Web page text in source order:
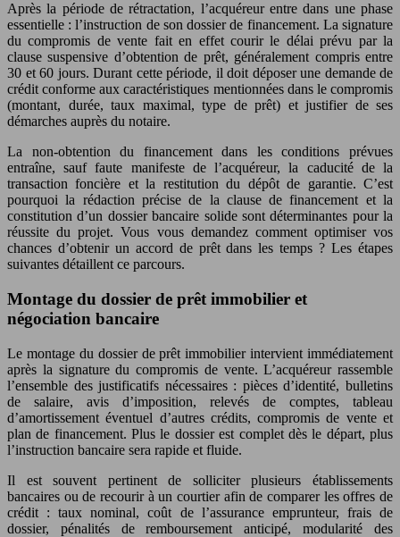
Après la période de rétractation, l’acquéreur entre dans une phase
essentielle : l’instruction de son dossier de financement. La signature
du compromis de vente fait en effet courir le délai prévu par la
clause suspensive d’obtention de prêt, généralement compris entre
30 et 60 jours. Durant cette période, il doit déposer une demande de
crédit conforme aux caractéristiques mentionnées dans le compromis
(montant, durée, taux maximal, type de prêt) et justifier de ses
démarches auprès du notaire.
La non-obtention du financement dans les conditions prévues
entraîne, sauf faute manifeste de l’acquéreur, la caducité de la
transaction foncière et la restitution du dépôt de garantie. C’est
pourquoi la rédaction précise de la clause de financement et la
constitution d’un dossier bancaire solide sont déterminantes pour la
réussite du projet. Vous vous demandez comment optimiser vos
chances d’obtenir un accord de prêt dans les temps ? Les étapes
suivantes détaillent ce parcours.
Montage du dossier de prêt immobilier et
négociation bancaire
Le montage du dossier de prêt immobilier intervient immédiatement
après la signature du compromis de vente. L’acquéreur rassemble
l’ensemble des justificatifs nécessaires : pièces d’identité, bulletins
de salaire, avis d’imposition, relevés de comptes, tableau
d’amortissement éventuel d’autres crédits, compromis de vente et
plan de financement. Plus le dossier est complet dès le départ, plus
l’instruction bancaire sera rapide et fluide.
Il est souvent pertinent de solliciter plusieurs établissements
bancaires ou de recourir à un courtier afin de comparer les offres de
crédit : taux nominal, coût de l’assurance emprunteur, frais de
dossier, pénalités de remboursement anticipé, modularité des